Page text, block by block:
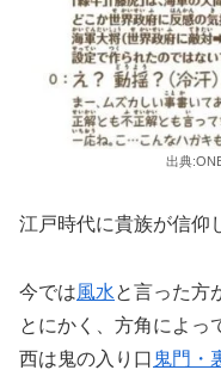
出典
江戸時代に貴族が信仰
今では風水と言った方
とにかく、方角によっ
西は鬼の入り口 鬼門・